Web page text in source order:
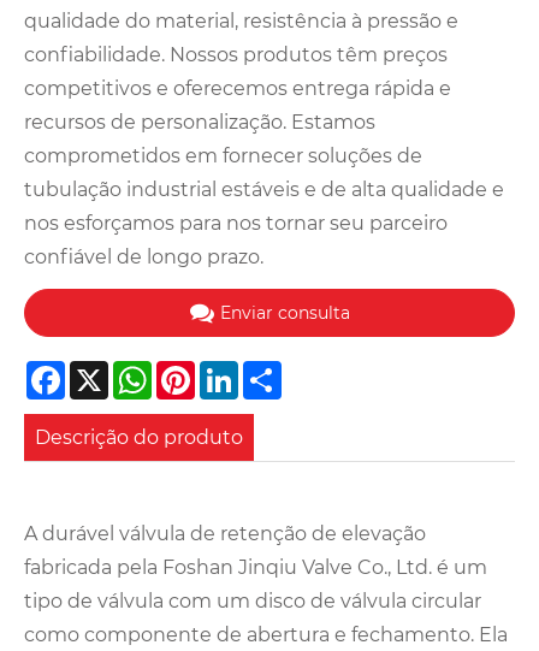
qualidade do material, resistência à pressão e
confiabilidade. Nossos produtos têm preços
competitivos e oferecemos entrega rápida e
recursos de personalização. Estamos
comprometidos em fornecer soluções de
tubulação industrial estáveis ​​e de alta qualidade e
nos esforçamos para nos tornar seu parceiro
confiável de longo prazo.
Enviar consulta
Facebook
X WhatsApp
Pinterest
LinkedIn
Descrição do produto
A durável válvula de retenção de elevação
fabricada pela Foshan Jinqiu Valve Co., Ltd. é um
tipo de válvula com um disco de válvula circular
como componente de abertura e fechamento. Ela